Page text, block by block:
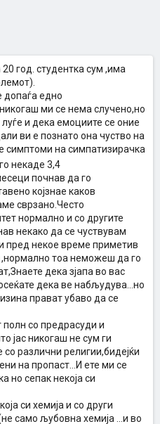
год. студентка сум ,има
допаѓа едно
ми се нема случено,но
и дека емоциите се оние
ви е познато она чуство на
симптоми на симпатизирачка
некаде 3,4
почнав да го
којзнае каков
сврзано.Често
нормално и со другите
некако да се чуствувам
пред некое време приметив
,нормално тоа неможеш да го
дека зјапа во вас
дека ве набљудува...но
прават убаво да се
со предрасуди и
јас никогаш не сум ги
различни религии,бидејќи
на пропаст...И ете ми се
но сепак некоја си
си хемија и со други
само љубовна хемија ...и во